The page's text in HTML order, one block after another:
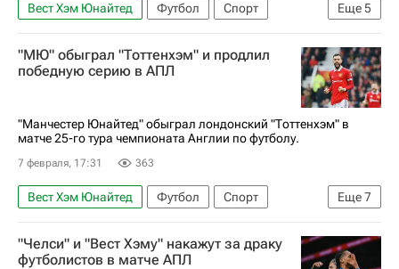
Еще5
Вест Хэм Юнайтед Футбол
Спорт
Томаш Соучек
Беньямин Шешко
Майкл Каррик
Манчестер Юнайтед
АПЛ 2026-2027 (Чемпионат Англии по футболу)
"МЮ" обыграл "Тоттенхэм" и продлил
победную серию в АПЛ
"Манчестер Юнайтед" обыграл лондонский "Тоттенхэм" в
матче 25-го тура чемпионата Англии по футболу.
7 февраля, 17:31 363
Еще7
Вест Хэм Юнайтед Футбол
Спорт
Англия
Манчестер
АПЛ 2026-2027 (Чемпионат Англии по футболу)
"Челси" и "Вест Хэму" накажут за драку
футболистов в матче АПЛ